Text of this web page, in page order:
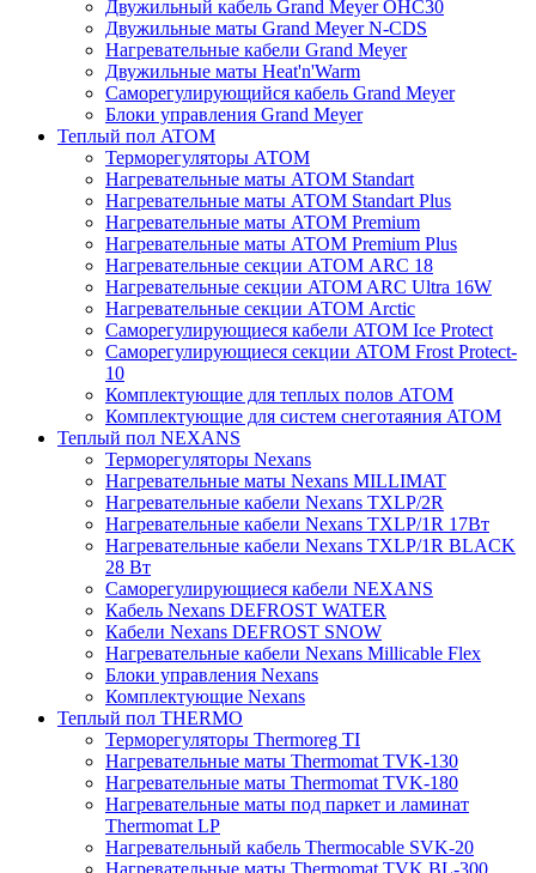
Двужильный кабель Grand Meyer OHC30
Двужильные маты Grand Meyer N-CDS
Нагревательные кабели Grand Meyer
Двужильные маты Heat'n'Warm
Саморегулирующийся кабель Grand Meyer
Блоки управления Grand Meyer
Теплый пол ATOM
Терморегуляторы АТОМ
Нагревательные маты АТОМ Standart
Нагревательные маты АТОМ Standart Plus
Нагревательные маты АТОМ Premium
Нагревательные маты АТОМ Premium Plus
Нагревательные секции АТОМ ARC 18
Нагревательные секции ATOM ARC Ultra 16W
Нагревательные секции АТОМ Arctic
Саморегулирующиеся кабели ATOM Ice Protect
Саморегулирующиеся секции ATOM Frost Protect-
10
Комплектующие для теплых полов ATOM
Комплектующие для систем снеготаяния ATOM
Теплый пол NEXANS
Терморегуляторы Nexans
Нагревательные маты Nexans MILLIMAT
Нагревательные кабели Nexans TXLP/2R
Нагревательные кабели Nexans TXLP/1R 17Вт
Нагревательные кабели Nexans TXLP/1R BLACK
28 Вт
Саморегулирующиеся кабели NEXANS
Кабель Nexans DEFROST WATER
Кабели Nexans DEFROST SNOW
Нагревательные кабели Nexans Millicable Flex
Блоки управления Nexans
Комплектующие Nexans
Теплый пол THERMO
Терморегуляторы Thermoreg TI
Нагревательные маты Thermomat TVK-130
Нагревательные маты Thermomat TVK-180
Нагревательные маты под паркет и ламинат
Thermomat LP
Нагревательный кабель Thermocable SVK-20
Нагревательные маты Thermomat TVK BL-300